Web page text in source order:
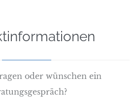
oder wünschen ein